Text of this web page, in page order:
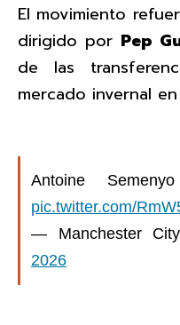
El movimiento
dirigido por Pep
de las
mercado invernal
Antoine
pic.twitter.com/
— Manchester
2026